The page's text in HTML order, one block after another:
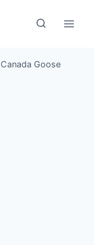
Canada Goose